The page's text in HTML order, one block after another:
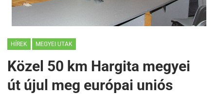
HÍREK MEGYEI UTAK
Közel 50 km Hargita megyei
út újul meg európai uniós